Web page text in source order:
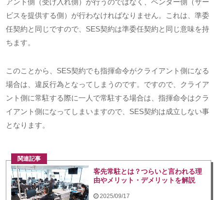
ビスを提供する側）が行わなければなりません。これは、準委
任契約と同じですので、 SES契約は準委任契約と同じ意味を持
ちます。
このことから、 SES契約でも指揮命令がクライアント側になる
場合は、違反行為となってしまうのです。ですので、クライア
ント側に常駐する際に一人で常駐する場合は、指揮命令はクラ
イアント側になってしまいますので、 SES契約は成立しない事
となります。
関連記事
客先常駐とは？つらいと言われる理
由やメリット・デメリットを解説
2025/09/17